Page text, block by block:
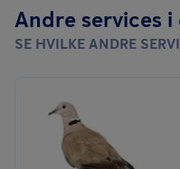
Andre services i
SE HVILKE ANDRE